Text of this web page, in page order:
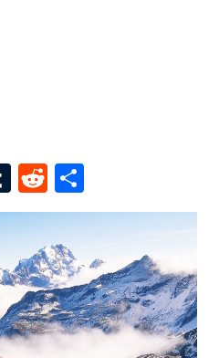
Tumblr
Reddit
有